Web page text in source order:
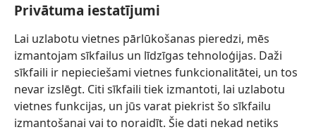
Privātuma iestatījumi
Lai uzlabotu vietnes pārlūkošanas pieredzi, mēs
izmantojam sīkfailus un līdzīgas tehnoloģijas. Daži
sīkfaili ir nepieciešami vietnes funkcionalitātei, un tos
nevar izslēgt. Citi sīkfaili tiek izmantoti, lai uzlabotu
vietnes funkcijas, un jūs varat piekrist šo sīkfailu
izmantošanai vai to noraidīt. Šie dati nekad netiks
Ziedojumi
new
Sargtorņa TIEŠSAISTES BIBLIOTĒKA
(opens
new
window)JW Hub ®
(opens
new
window)JW Library ®